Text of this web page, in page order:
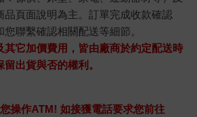
品頁面說明為主。訂單完成收款確認
聯繫確認相關配送等細節。
其它加價費用，皆由廠商於約定配送時
出貨與否的權利。
操作ATM! 如接獲電話要求您前往